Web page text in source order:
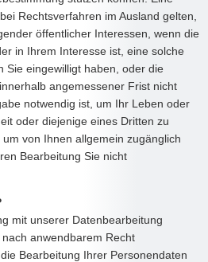
Rechtsverfahren im Ausland gelten,
öffentlicher Interessen, wenn die
in Ihrem Interesse ist, eine solche
Sie eingewilligt haben, oder die
angemessener Frist nicht
notwendig ist, um Ihr Leben oder
oder diejenige eines Dritten zu
von Ihnen allgemein zugänglich
Bearbeitung Sie nicht
mit unserer Datenbearbeitung
anwendbarem Recht
Bearbeitung Ihrer Personendaten